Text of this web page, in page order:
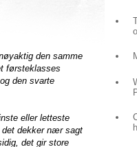
den samme
førsteklasses
den svarte
eller letteste
det dekker nær sagt
det gir store